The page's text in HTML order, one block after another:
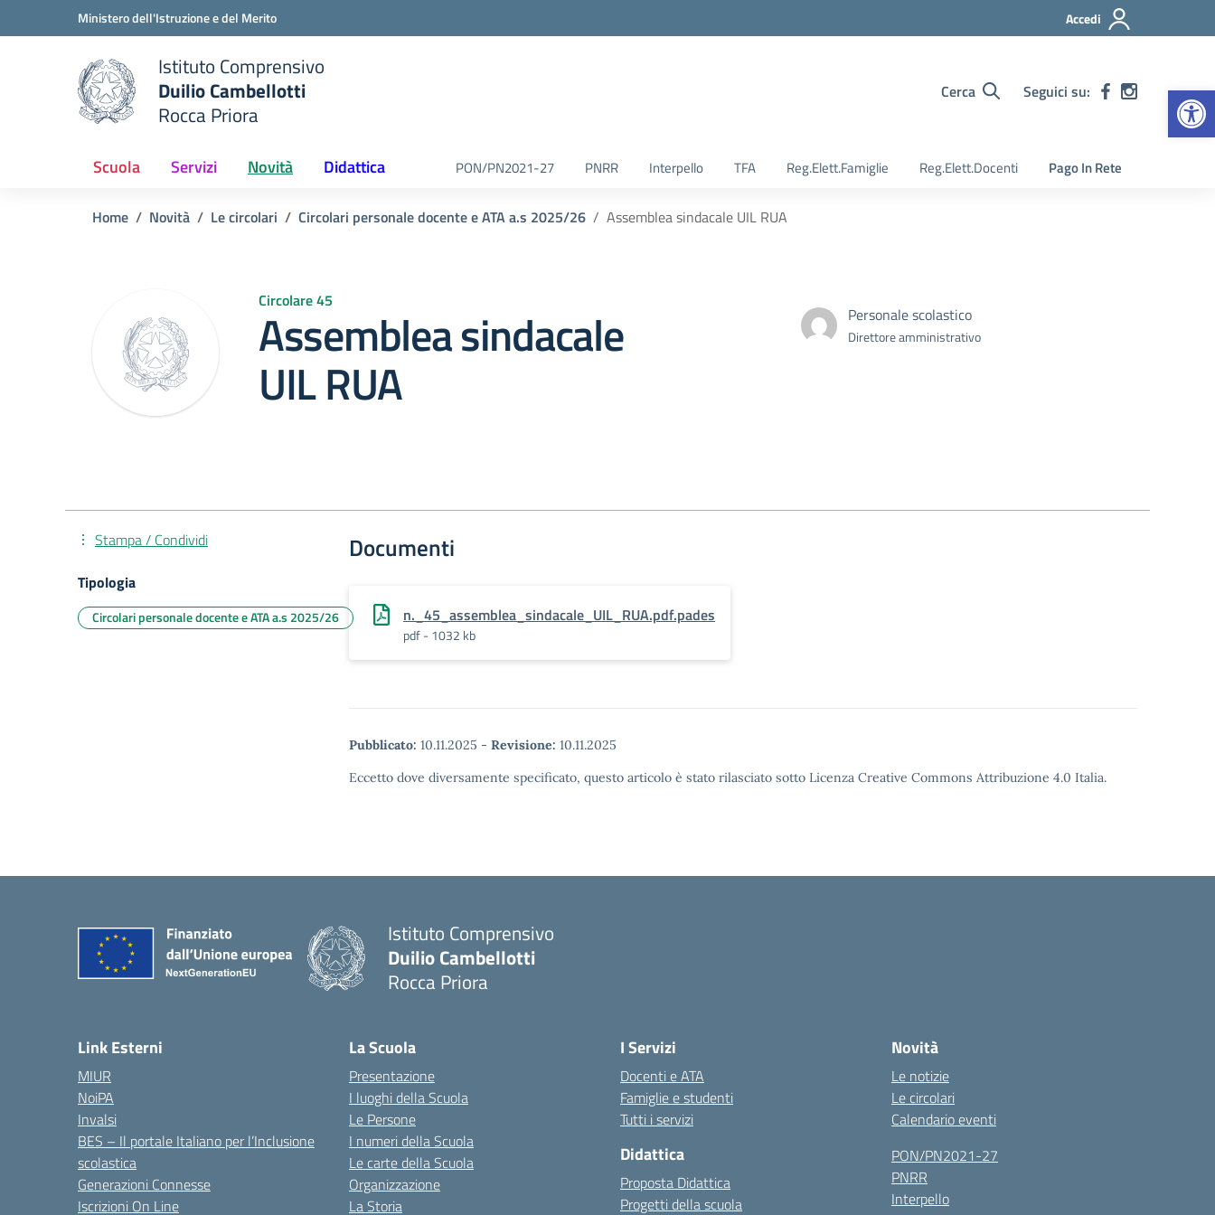
Vai ai contenuti
Vai al menu di navigazioneMinistero dell'Istruzione e del Merito Accedi
scuola
Istituto Comprensivo
Duilio Cambellotti
Rocca Priora
Cerca Seguici su:
Scuola Servizi Novità Didattica PON/PN2021-27 PNRR Interpello TFA Reg.Elett.Famiglie Reg.Elett.Docenti Pago In Rete
Home Novità Le circolari Circolari personale docente e ATA a.s 2025/26 Assemblea sindacale UIL RUA
Circolare 45
Assemblea sindacale
UIL RUA
Personale scolastico
Direttore amministrativo
Documenti
n._45_assemblea_sindacale_UIL_RUA.pdf.pades
pdf - 1032 kb
Pubblicato: 10.11.2025 - Revisione: 10.11.2025
Eccetto dove diversamente specificato, questo articolo è stato rilasciato sotto Licenza Creative Commons Attribuzione 4.0 Italia.
Stampa / Condividi
Tipologia
Circolari personale docente e ATA a.s 2025/26
Istituto Comprensivo
Duilio Cambellotti
Rocca Priora
Link Esterni
MIUR
NoiPA
Invalsi
BES – Il portale Italiano per l’Inclusione
scolastica
Generazioni Connesse
Iscrizioni On Line
La Scuola
Presentazione
I luoghi della Scuola
Le Persone
I numeri della Scuola
Le carte della Scuola
Organizzazione
La Storia
I Servizi
Docenti e ATA
Famiglie e studenti
Tutti i servizi
Didattica
Proposta Didattica
Progetti della scuola
Novità
Le notizie
Le circolari
Calendario eventi
PON/PN2021-27
PNRR
Interpello